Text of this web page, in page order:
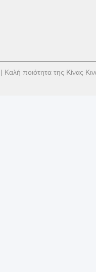
| Καλή ποιότητα της Κίνας